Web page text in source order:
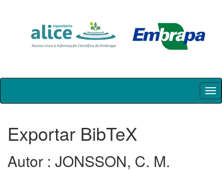
Skip
Exportar BibTeX
Autor : JONSSON, C. M.